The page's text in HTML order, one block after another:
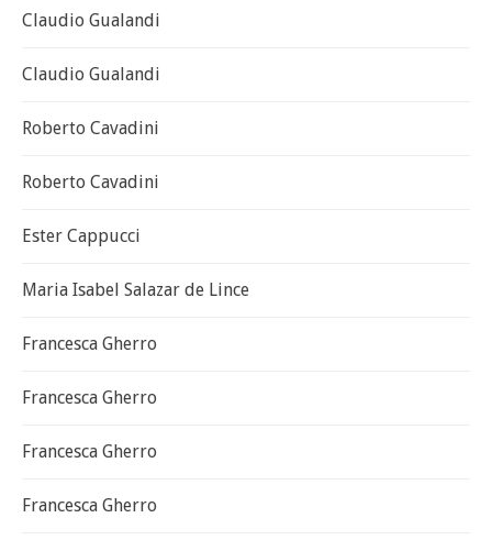
Claudio Gualandi
Claudio Gualandi
Roberto Cavadini
Roberto Cavadini
Ester Cappucci
Maria Isabel Salazar de Lince
Francesca Gherro
Francesca Gherro
Francesca Gherro
Francesca Gherro